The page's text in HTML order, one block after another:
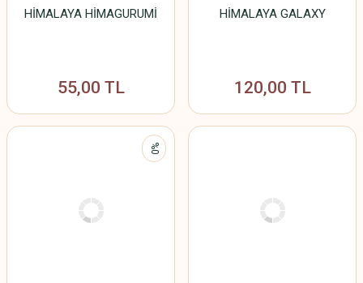
HİMALAYA HİMAGURUMİ
55,00 TL
HİMALAYA GALAXY
120,00 TL
%0